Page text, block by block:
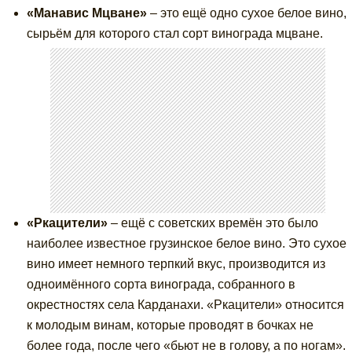
«Манавис Мцване» – это ещё одно сухое белое вино,
сырьём для которого стал сорт винограда мцване.
«Ркацители» – ещё с советских времён это было
наиболее известное грузинское белое вино. Это сухое
вино имеет немного терпкий вкус, производится из
одноимённого сорта винограда, собранного в
окрестностях села Карданахи. «Ркацители» относится
к молодым винам, которые проводят в бочках не
более года, после чего «бьют не в голову, а по ногам».